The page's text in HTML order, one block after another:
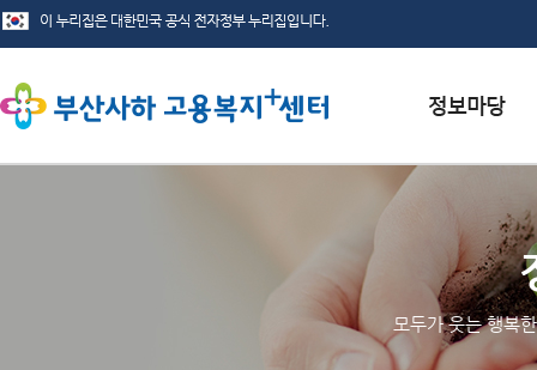
채용정보
인재정보
관련사이트
모두가 웃는 행복